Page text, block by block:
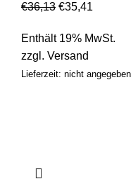
€36,13 €35,41
Enthält 19% MwSt.
zzgl. Versand
Lieferzeit: nicht angegeben